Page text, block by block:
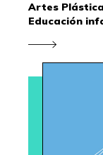
Artes
Educación